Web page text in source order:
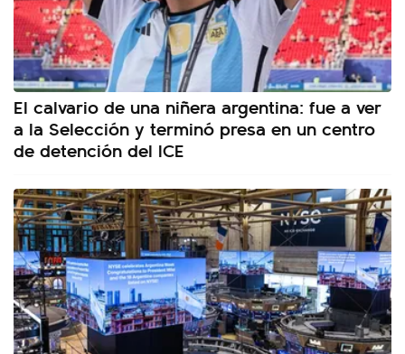
El calvario de una niñera argentina: fue a ver
a la Selección y terminó presa en un centro
de detención del ICE